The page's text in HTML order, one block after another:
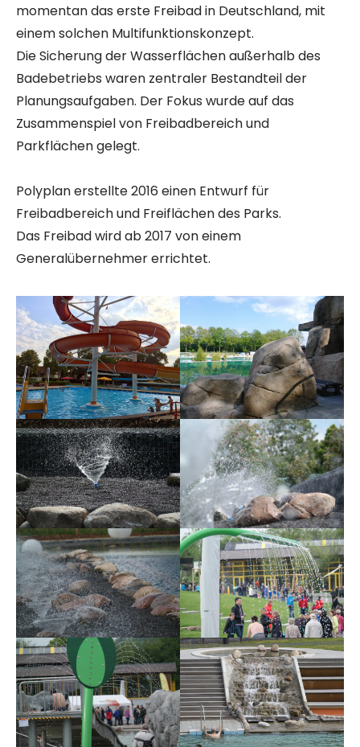
momentan das erste Freibad in Deutschland, mit
einem solchen Multifunktionskonzept.
Die Sicherung der Wasserflächen außerhalb des
Badebetriebs waren zentraler Bestandteil der
Planungsaufgaben. Der Fokus wurde auf das
Zusammenspiel von Freibadbereich und
Parkflächen gelegt.
Polyplan erstellte 2016 einen Entwurf für
Freibadbereich und Freiflächen des Parks.
Das Freibad wird ab 2017 von einem
Generalübernehmer errichtet.